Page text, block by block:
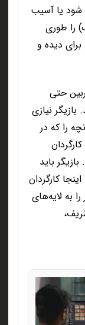
شود یا آسیب
را طوری
دیده و
حتی
نیازی
را که در
باید
کارگردان
به لایه‌های